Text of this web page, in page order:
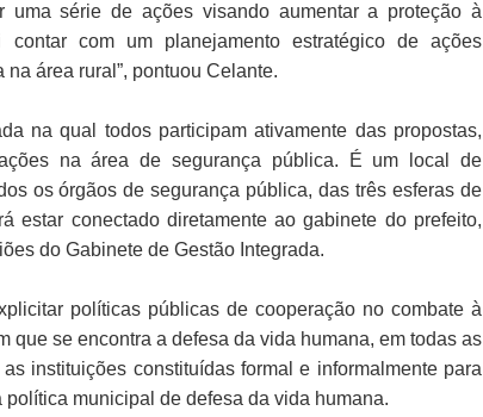
série de ações visando aumentar a proteção à
com um planejamento estratégico de ações
área rural”, pontuou Celante.
na qual todos participam ativamente das propostas,
na área de segurança pública. É um local de
os órgãos de segurança pública, das três esferas de
estar conectado diretamente ao gabinete do prefeito,
do Gabinete de Gestão Integrada.
políticas públicas de cooperação no combate à
se encontra a defesa da vida humana, em todas as
instituições constituídas formal e informalmente para
municipal de defesa da vida humana.